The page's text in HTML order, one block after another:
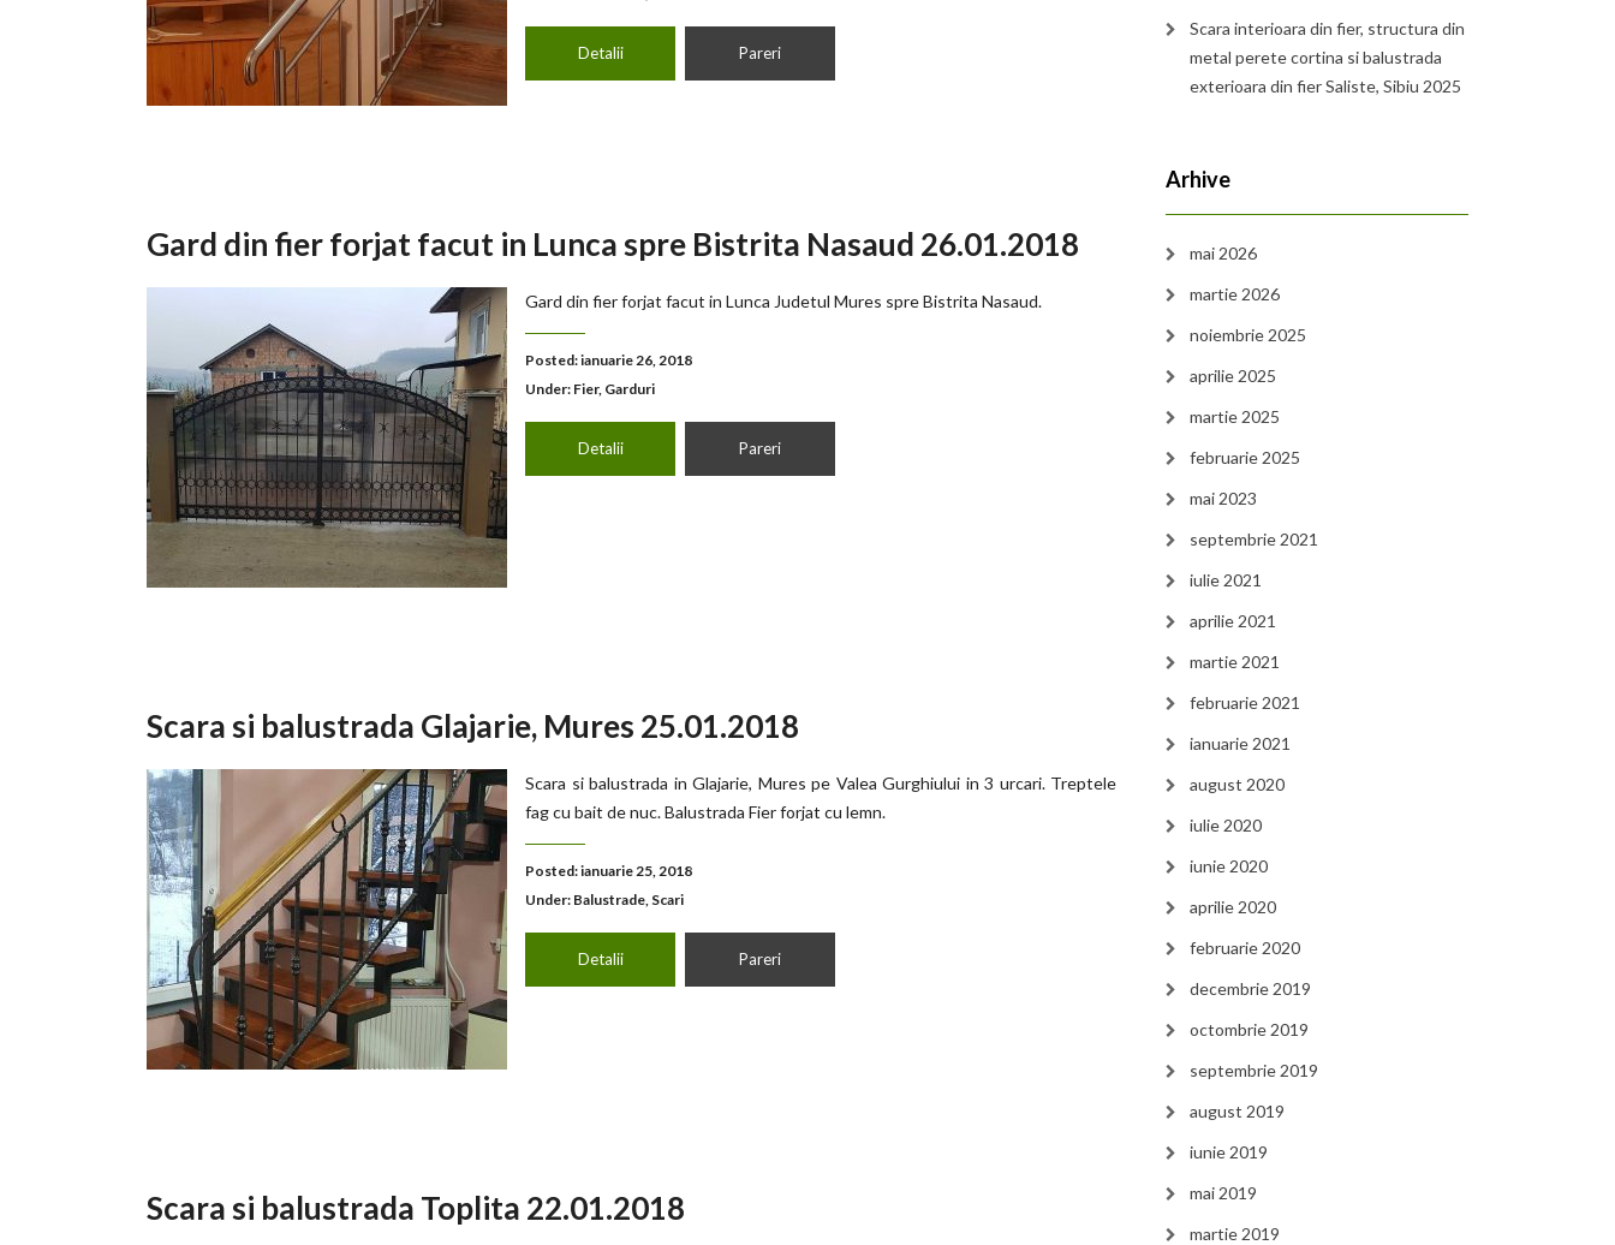
Detalii Pareri
Gard din fier forjat facut in Lunca spre Bistrita Nasaud 26.01.2018
Gard din fier forjat facut in Lunca Judetul Mures spre Bistrita Nasaud.
Posted: ianuarie 26, 2018
Under: Fier, Garduri
Detalii Pareri
Scara si balustrada Glajarie, Mures 25.01.2018
Scara si balustrada in Glajarie, Mures pe Valea Gurghiului in 3 urcari. Treptele
fag cu bait de nuc. Balustrada Fier forjat cu lemn.
Posted: ianuarie 25, 2018
Under: Balustrade, Scari
Detalii Pareri
Scara si balustrada Toplita 22.01.2018
Scara interioara din fier, structura din
metal perete cortina si balustrada
exterioara din fier Saliste, Sibiu 2025
Arhive
mai 2026
martie 2026
noiembrie 2025
aprilie 2025
martie 2025
februarie 2025
mai 2023
septembrie 2021
iulie 2021
aprilie 2021
martie 2021
februarie 2021
ianuarie 2021
august 2020
iulie 2020
iunie 2020
aprilie 2020
februarie 2020
decembrie 2019
octombrie 2019
septembrie 2019
august 2019
iunie 2019
mai 2019
martie 2019